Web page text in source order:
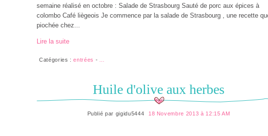
semaine réalisé en octobre : Salade de Strasbourg Sauté de porc aux épices à
colombo Café liègeois Je commence par la salade de Strasbourg , une recette
piochée chez...
Lire la suite
Catégories :entrées -
Huile d'olive aux herbes
Publié par gigidu5444 18 Novembre 2013 à 12:15 AM